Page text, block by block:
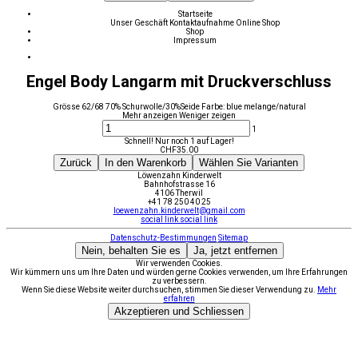
Startseite
Unser Geschäft Kontaktaufnahme Online Shop
Shop
Impressum
Engel Body Langarm mit Druckverschluss
Grösse 62/68 70% Schurwolle/30%Seide Farbe: blue melange/natural
Mehr anzeigen Weniger zeigen
1
Schnell! Nur noch 1 auf Lager!
CHF35.00
Zurück In den Warenkorb Wählen Sie Varianten
Löwenzahn Kinderwelt
Bahnhofstrasse 16
4106 Therwil
+41 78 250 40 25
loewenzahn.kinderwelt@gmail.com
social link social link
Datenschutz-Bestimmungen Sitemap
Nein, behalten Sie es Ja, jetzt entfernen
Wir verwenden Cookies.
Wir kümmern uns um Ihre Daten und würden gerne Cookies verwenden, um Ihre Erfahrungen
zu verbessern.
Wenn Sie diese Website weiter durchsuchen, stimmen Sie dieser Verwendung zu.
Mehr
erfahren
Akzeptieren und Schliessen